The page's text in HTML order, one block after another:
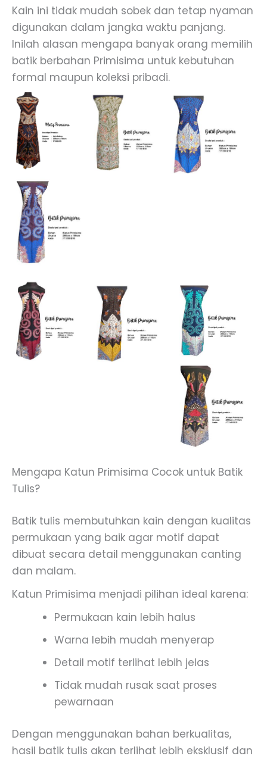
Kain ini tidak mudah sobek dan tetap nyaman
digunakan dalam jangka waktu panjang.
Inilah alasan mengapa banyak orang memilih
batik berbahan Primisima untuk kebutuhan
formal maupun koleksi pribadi.
Mengapa Katun Primisima Cocok untuk Batik
Tulis?
Batik tulis membutuhkan kain dengan kualitas
permukaan yang baik agar motif dapat
dibuat secara detail menggunakan canting
dan malam.
Katun Primisima menjadi pilihan ideal karena:
Permukaan kain lebih halus
Warna lebih mudah menyerap
Detail motif terlihat lebih jelas
Tidak mudah rusak saat proses
pewarnaan
Dengan menggunakan bahan berkualitas,
hasil batik tulis akan terlihat lebih eksklusif dan